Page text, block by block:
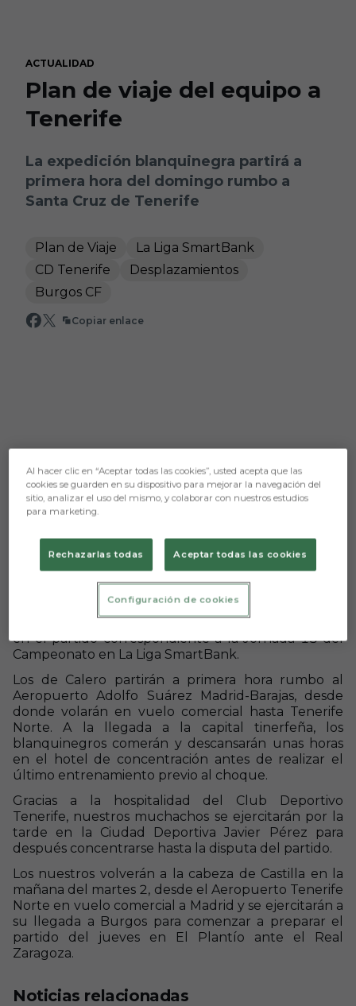
ACTUALIDAD
Plan de viaje del equipo a
Tenerife
La expedición blanquinegra partirá a
primera hora del domingo rumbo a
Santa Cruz de Tenerife
Plan de Viaje
La Liga SmartBank
CD Tenerife
Desplazamientos
Burgos CF
Copiar enlace
Aún no hay reacciones. ¡Sé el primero!
El Burgos Club de Fútbol se desplaza este domingo
a Santa Cruz de Tenerife, donde el primero de
noviembre se enfrentará al Club Deportivo Tenerife
en el partido correspondiente a la Jornada 13 del
Campeonato en La Liga SmartBank.
Los de Calero partirán a primera hora rumbo al
Aeropuerto Adolfo Suárez Madrid-Barajas, desde
donde volarán en vuelo comercial hasta Tenerife
Norte. A la llegada a la capital tinerfeña, los
blanquinegros comerán y descansarán unas horas
en el hotel de concentración antes de realizar el
último entrenamiento previo al choque.
Gracias a la hospitalidad del Club Deportivo
Tenerife, nuestros muchachos se ejercitarán por la
tarde en la Ciudad Deportiva Javier Pérez para
después concentrarse hasta la disputa del partido.
Los nuestros volverán a la cabeza de Castilla en la
mañana del martes 2, desde el Aeropuerto Tenerife
Norte en vuelo comercial a Madrid y se ejercitarán a
su llegada a Burgos para comenzar a preparar el
partido del jueves en El Plantío ante el Real
Zaragoza.
Noticias relacionadas
Al hacer clic en “Aceptar todas las cookies”, usted acepta que las
cookies se guarden en su dispositivo para mejorar la navegación del
sitio, analizar el uso del mismo, y colaborar con nuestros estudios
para marketing.
Rechazarlas todas Aceptar todas las cookies
Configuración de cookies